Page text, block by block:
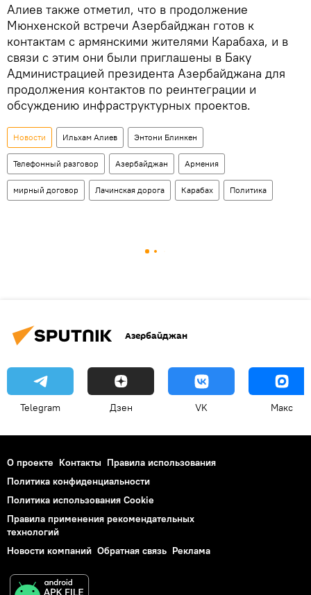
Алиев также отметил, что в продолжение
Мюнхенской встречи Азербайджан готов к
контактам с армянскими жителями Карабаха, и в
связи с этим они были приглашены в Баку
Администрацией президента Азербайджана для
продолжения контактов по реинтеграции и
обсуждению инфраструктурных проектов.
Новости Ильхам Алиев Энтони Блинкен
Телефонный разговор Азербайджан Армения
мирный договор Лачинская дорога Карабах Политика
Азербайджан
Telegram Дзен VK Макс
О проекте Контакты Правила использования
Политика конфиденциальности
Политика использования Cookie
Правила применения рекомендательных
технологий
Новости компаний Обратная связь Реклама